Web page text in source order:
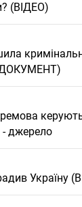
(ВІДЕО)
- джерело
Україну